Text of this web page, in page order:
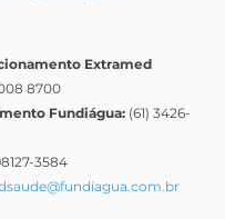
Extramed
8700
Fundiágua: (61) 3426-
3584